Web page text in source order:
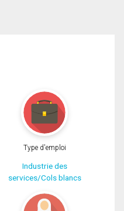
Type d'emploi
Industrie des
services/Cols blancs